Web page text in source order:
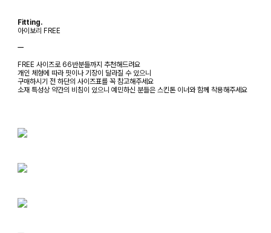
Fitting.
아이보리 FREE
ㅡ
FREE 사이즈로 66반분들까지 추천해드려요
개인 체형에 따라 핏이나 기장이 달라질 수 있으니
구매하시기 전 하단의 사이즈표를 꼭 참고해주세요
소재 특성상 약간의 비침이 있으니 예민하신 분들은 스킨톤 이너와 함께 착용해주세요